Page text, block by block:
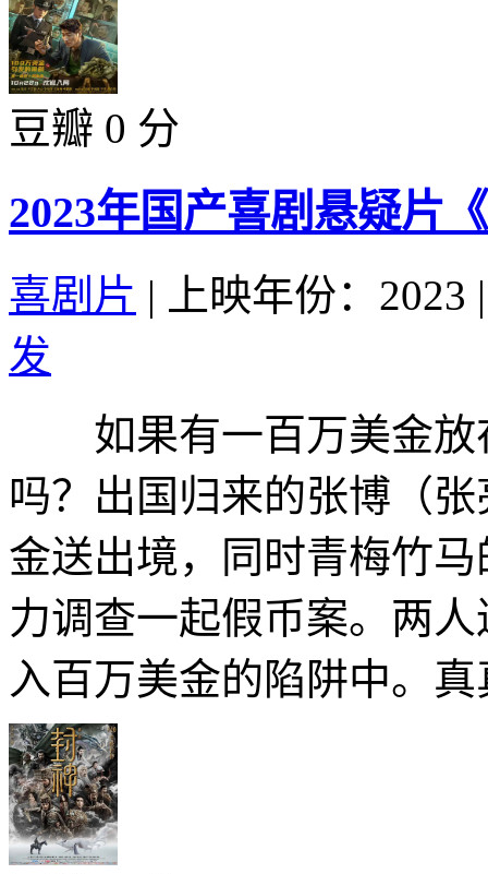
豆瓣 0 分
2023年国产喜剧悬疑片
喜剧片 | 上映年份：2023 |
发
如果有一百万美金放
吗？出国归来的张博（
金送出境，同时青梅竹
力调查一起假币案。两
入百万美金的陷阱中。